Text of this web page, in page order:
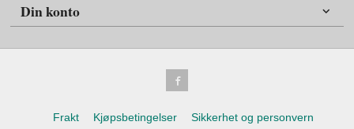
Din konto
Frakt Kjøpsbetingelser Sikkerhet og personvern